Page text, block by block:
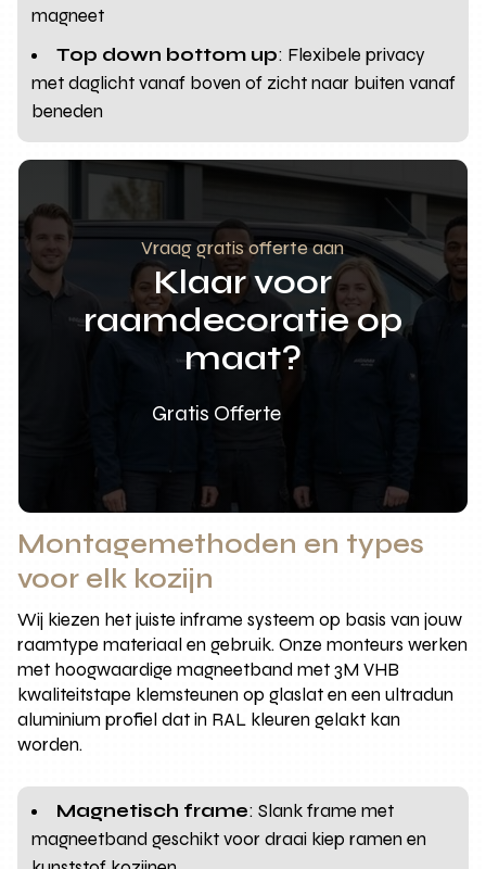
magneet
Top down bottom up: Flexibele privacy
met daglicht vanaf boven of zicht naar buiten vanaf
beneden
Vraag gratis offerte aan
Klaar voor
raamdecoratie op
maat?
Gratis Offerte
Montagemethoden en types
voor elk kozijn
Wij kiezen het juiste inframe systeem op basis van jouw
raamtype materiaal en gebruik. Onze monteurs werken
met hoogwaardige magneetband met 3M VHB
kwaliteitstape klemsteunen op glaslat en een ultradun
aluminium profiel dat in RAL kleuren gelakt kan
worden.
Magnetisch frame: Slank frame met
magneetband geschikt voor draai kiep ramen en